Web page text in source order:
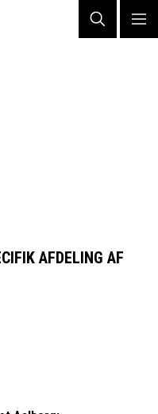
AFDELING AF